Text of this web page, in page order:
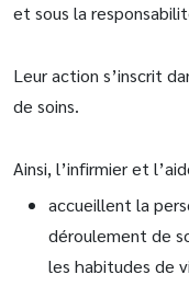
et sous la
Leur action s’inscrit
de soins.
Ainsi, l’infirmier et
accueillent la
déroulement de
les habitudes de